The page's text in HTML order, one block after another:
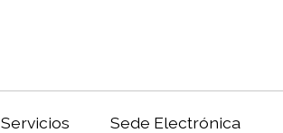
Servicios Sede Electrónica